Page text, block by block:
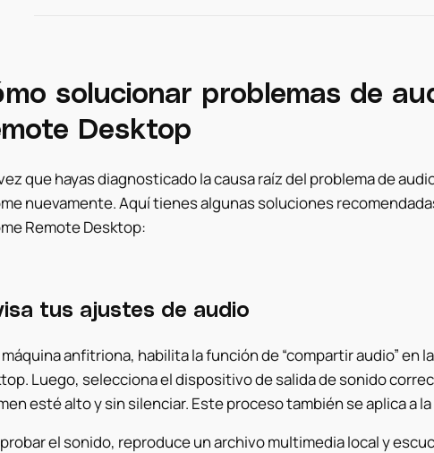
solucionar problemas de
Desktop
que hayas diagnosticado la causa raíz del problema de
nuevamente. Aquí tienes algunas soluciones
Remote Desktop:
tus ajustes de audio
máquina anfitriona, habilita la función de “compartir audio” en
Luego, selecciona el dispositivo de salida de sonido
esté alto y sin silenciar. Este proceso también se aplica a
el sonido, reproduce un archivo multimedia local y